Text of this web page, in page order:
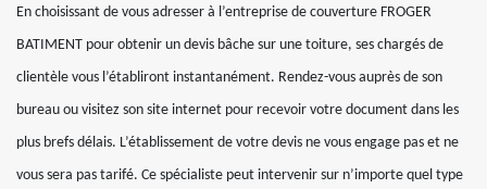
En choisissant de vous adresser à l’entreprise de couverture FROGER
BATIMENT pour obtenir un devis bâche sur une toiture, ses chargés de
clientèle vous l’établiront instantanément. Rendez-vous auprès de son
bureau ou visitez son site internet pour recevoir votre document dans les
plus brefs délais. L’établissement de votre devis ne vous engage pas et ne
vous sera pas tarifé. Ce spécialiste peut intervenir sur n’importe quel type